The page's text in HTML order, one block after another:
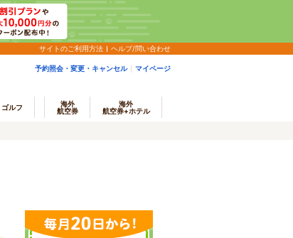
サイトのご利用方法 ヘルプ/問い合わせ
予約照会・変更・キャンセル マイページ
ゴルフ
海外
航空券
海外
航空券+ホテル